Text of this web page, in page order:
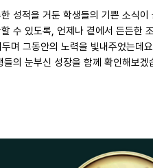
성적을 거둔 학생들의 기쁜 소식이
수 있도록, 언제나 곁에서 든든한
며 그동안의 노력을 빛내주었는데
들의 눈부신 성장을 함께 확인해보겠